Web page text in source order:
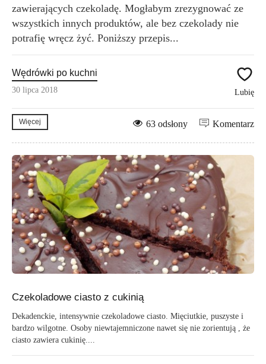
zawierających czekoladę. Mogłabym zrezygnować ze
wszystkich innych produktów, ale bez czekolady nie
potrafię wręcz żyć. Poniższy przepis...
Wędrówki po kuchni
30 lipca 2018 Lubię
Więcej Komentarz
63 odsłony
Czekoladowe ciasto z cukinią
Dekadenckie, intensywnie czekoladowe ciasto. Mięciutkie, puszyste i
bardzo wilgotne. Osoby niewtajemniczone nawet się nie zorientują , że
ciasto zawiera cukinię....